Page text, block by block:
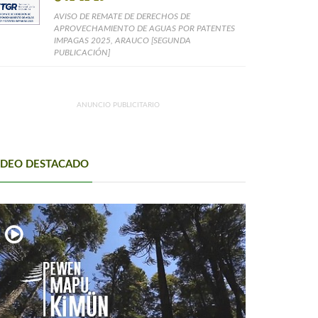
AVISO DE REMATE DE DERECHOS DE
APROVECHAMIENTO DE AGUAS POR PATENTES
IMPAGAS 2025, ARAUCO [SEGUNDA
PUBLICACIÓN]
ANUNCIO PUBLICITARIO
DESTACADO